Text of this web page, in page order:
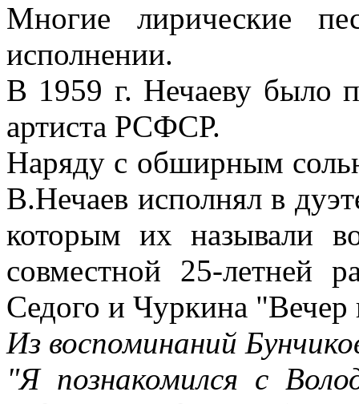
Многие лирические
исполнении.
В 1959 г. Нечаеву было
артиста РСФСР.
Наряду с обширным
В.Нечаев исполнял в
которым их называли
совместной 25-летней
Седого и Чуркина "Вечер
Из воспоминаний
"Я познакомился с